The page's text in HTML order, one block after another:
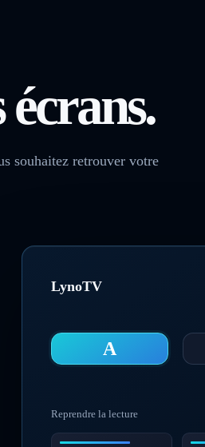
écrans.
souhaitez retrouver votre
LynoTV
A
Reprendre la lecture